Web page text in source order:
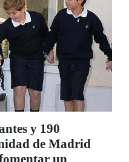
y 190
de Madrid
un